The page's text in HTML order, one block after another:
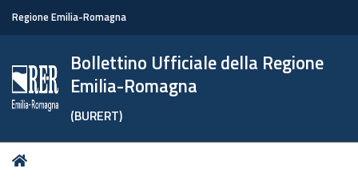
Regione Emilia-Romagna
Bollettino Ufficiale della Regione
Emilia-Romagna
(BURERT)
Tu